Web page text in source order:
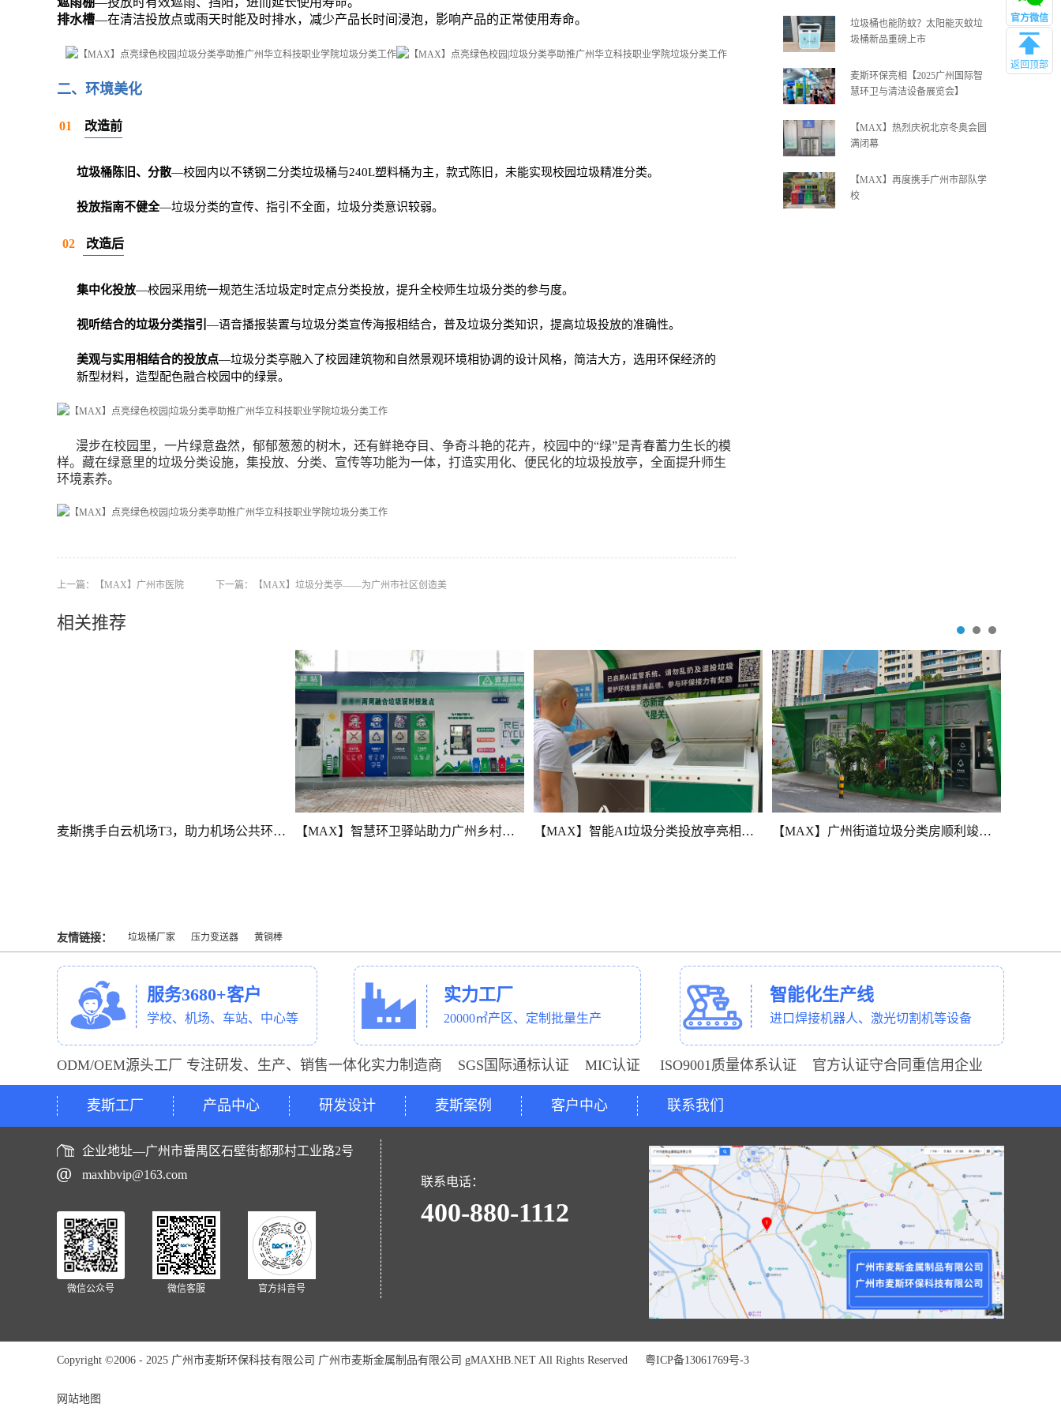
垃圾桶也能防蚊？太阳能灭蚊垃
圾桶新品重磅上市
麦斯环保亮相【2025广州国际智
慧环卫与清洁设备展览会】
【MAX】热烈庆祝北京冬奥会圆
满闭幕
【MAX】再度携手广州市部队学
校
排水槽—在清洁投放点或雨天时能及时排水，减少产品长时间浸泡，影响产品的正常使用寿命。
二、环境美化
01 改造前
垃圾桶陈旧、分散—校园内以不锈钢二分类垃圾桶与240L塑料桶为主，款式陈旧，未能实现校园垃圾精准分类。
投放指南不健全—垃圾分类的宣传、指引不全面，垃圾分类意识较弱。
02 改造后
集中化投放—校园采用统一规范生活垃圾定时定点分类投放，提升全校师生垃圾分类的参与度。
视听结合的垃圾分类指引 —语音播报装置与垃圾分类宣传海报相结合，普及垃圾分类知识，提高垃圾投放的准确性。
美观与实用相结合的投放点—垃圾分类亭融入了校园建筑物和自然景观环境相协调的设计风格，简洁大方，选用环保经济的
新型材料，造型配色融合校园中的绿景。
漫步在校园里，一片绿意盎然，郁郁葱葱的树木，还有鲜艳夺目、争奇斗艳的花卉，校园中的“绿”是青春蓄力生长的模
样。藏在绿意里的垃圾分类设施，集投放、分类、宣传等功能为一体，打造实用化、便民化的垃圾投放亭，全面提升师生
环境素养。
上一篇： 【MAX】广州市医院 下一篇： 【MAX】垃圾分类亭——为广州市社区创造美
相关推荐
麦斯携手白云机场T3，助力机场公共环境品质提升 【MAX】智慧环卫驿站助力广州乡村建设 【MAX】智能AI垃圾分类投放亭亮相广州社区 【MAX】广州街道垃圾分类房顺利竣工！
友情链接： 垃圾桶厂家 压力变送器 黄铜棒
服务3680+客户
学校、机场、车站、中心等
实力工厂
20000㎡产区、定制批量生产
智能化生产线
进口焊接机器人、激光切割机等设备
ODM/OEM源头工厂 专注研发、生产、销售一体化实力制造商 SGS国际通标认证 MIC认证 ISO9001质量体系认证 官方认证守合同重信用企业
麦斯工厂 产品中心 研发设计 麦斯案例 客户中心 联系我们
企业地址—广州市番禺区石壁街都那村工业路2号
maxhbvip@163.com
微信公众号 微信客服 官方抖音号
联系电话：
400-880-1112
Copyright ©2006 - 2025 广州市麦斯环保科技有限公司 广州市麦斯金属制品有限公司 gMAXHB.NET All Rights Reserved 粤ICP备13061769号-3
网站地图
官方微信
返回顶部